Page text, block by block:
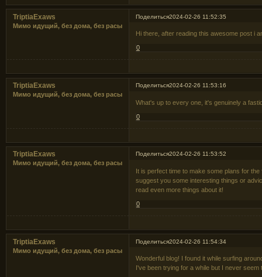
Поделиться2024-02-26 11:52:35
TriptiaExaws
Мимо идущий, без дома, без расы
Hi there, after reading this awesome post i
0
Поделиться2024-02-26 11:53:16
TriptiaExaws
Мимо идущий, без дома, без расы
What's up to every one, it's genuinely a
0
Поделиться2024-02-26 11:53:52
TriptiaExaws
Мимо идущий, без дома, без расы
It is perfect time to make some plans for
suggest you some interesting things or
read even more things about it!
0
Поделиться2024-02-26 11:54:34
TriptiaExaws
Мимо идущий, без дома, без расы
Wonderful blog! I found it while surfing
I've been trying for a while but I never